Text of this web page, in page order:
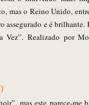
mas o Reino Unido,
assegurado e é brilhante.
Vez”. Realizado por
mas este parece-me